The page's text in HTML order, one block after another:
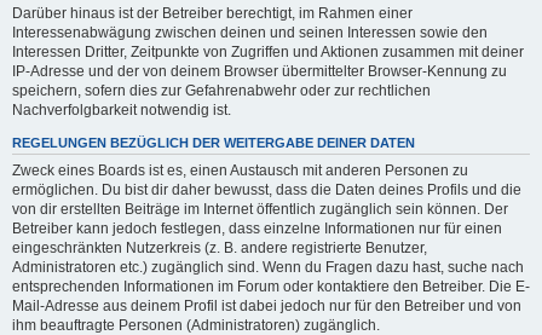
Darüber hinaus ist der Betreiber berechtigt, im Rahmen einer
Interessenabwägung zwischen deinen und seinen Interessen sowie den
Interessen Dritter, Zeitpunkte von Zugriffen und Aktionen zusammen mit deiner
IP-Adresse und der von deinem Browser übermittelter Browser-Kennung zu
speichern, sofern dies zur Gefahrenabwehr oder zur rechtlichen
Nachverfolgbarkeit notwendig ist.
REGELUNGEN BEZÜGLICH DER WEITERGABE DEINER DATEN
Zweck eines Boards ist es, einen Austausch mit anderen Personen zu
ermöglichen. Du bist dir daher bewusst, dass die Daten deines Profils und die
von dir erstellten Beiträge im Internet öffentlich zugänglich sein können. Der
Betreiber kann jedoch festlegen, dass einzelne Informationen nur für einen
eingeschränkten Nutzerkreis (z. B. andere registrierte Benutzer,
Administratoren etc.) zugänglich sind. Wenn du Fragen dazu hast, suche nach
entsprechenden Informationen im Forum oder kontaktiere den Betreiber. Die E-
Mail-Adresse aus deinem Profil ist dabei jedoch nur für den Betreiber und von
ihm beauftragte Personen (Administratoren) zugänglich.